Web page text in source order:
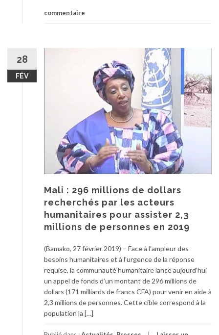
commentaire
28
FÉV
Mali : 296 millions de dollars
recherchés par les acteurs
humanitaires pour assister 2,3
millions de personnes en 2019
(Bamako, 27 février 2019) – Face à l’ampleur des
besoins humanitaires et à l’urgence de la réponse
requise, la communauté humanitaire lance aujourd’hui
un appel de fonds d’un montant de 296 millions de
dollars (171 milliards de francs CFA) pour venir en aide à
2,3 millions de personnes. Cette cible correspond à la
population la […]